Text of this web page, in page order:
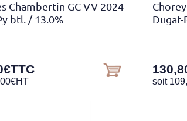
Chambertin GC VV 2024
btl.
/ 13.0%
€TTC
€HT
Dugat-
soit